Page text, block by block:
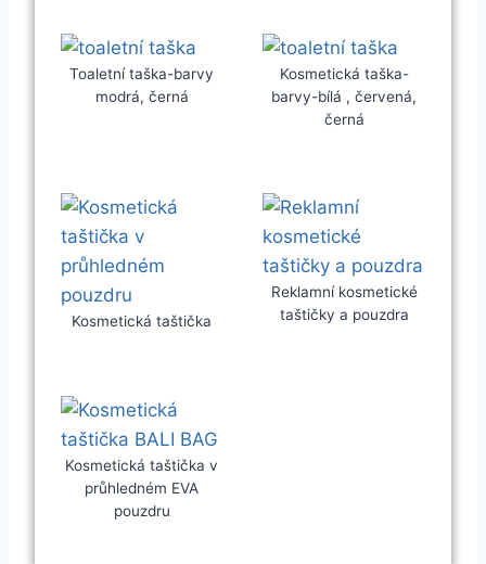
Toaletní taška-barvy
modrá, černá
Kosmetická taška-
barvy-bílá , červená,
černá
Kosmetická taštička
Reklamní kosmetické
taštičky a pouzdra
Kosmetická taštička v
průhledném EVA
pouzdru